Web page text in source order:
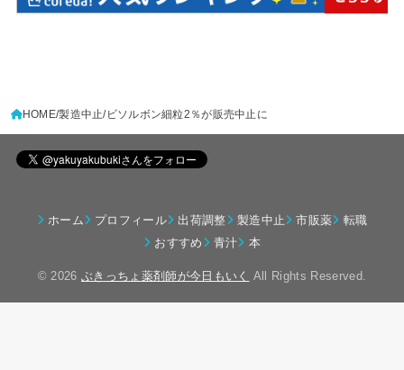
HOME 製造中止 ビソルボン細粒2％が販売中止に
ホーム プロフィール 出荷調整 製造中止 市販薬
転職
おすすめ
青汁 本
© 2026 ぶきっちょ薬剤師が今日もいく All Rights Reserved.